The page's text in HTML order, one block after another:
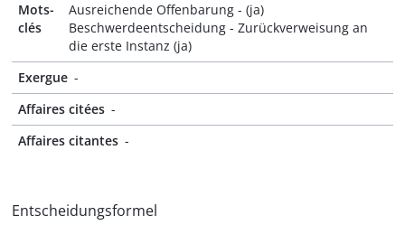
Mots-
clés
Ausreichende Offenbarung - (ja)
Beschwerdeentscheidung - Zurückverweisung an
die erste Instanz (ja)
Exergue -
Affaires citées -
Affaires citantes -
Entscheidungsformel